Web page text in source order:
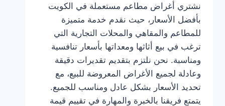
نشتري أغراض مطاعم مستعملة في الكويت
بأفضل الأسعار، حيث نقدم خدمة متميزة
للمطاعم والمقاهي والمحلات التجارية التي
ترغب في بيع أثاثها ومعداتها بأسعار تنافسية
ومناسبة. نحن نلتزم بتقديم تقديرات دقيقة
وعادلة لجميع الأغراض المعروضة للبيع، مع
تحديد الأسعار بشكل عادل ومناسب للجميع.
يتمتع فريقنا بالخبرة والمهارة في تقييم قيمة